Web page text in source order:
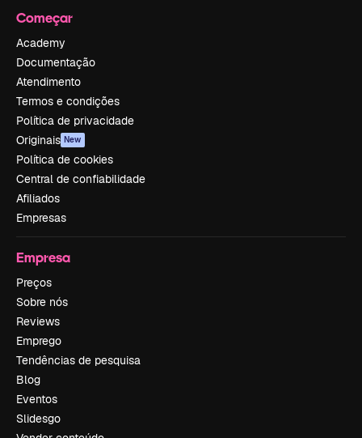
Começar
Academy
Documentação
Atendimento
Termos e condições
Política de privacidade
Originais New
Política de cookies
Central de confiabilidade
Afiliados
Empresas
Empresa
Preços
Sobre nós
Reviews
Emprego
Tendências de pesquisa
Blog
Eventos
Slidesgo